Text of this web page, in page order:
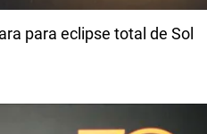
para eclipse total de Sol